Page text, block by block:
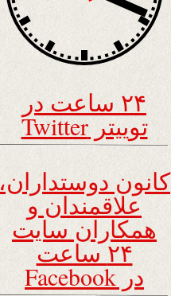
۲۴ ساعت در
توییتر Twitter
کانون دوستداران،
علاقمندان و
همکاران سایت
۲۴ ساعت
در Facebook